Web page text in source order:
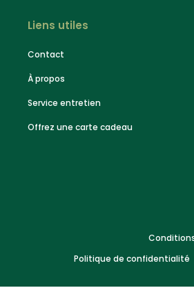
Liens utiles
Contact
À propos
Service entretien
Offrez une carte cadeau
Politique de confidentialité